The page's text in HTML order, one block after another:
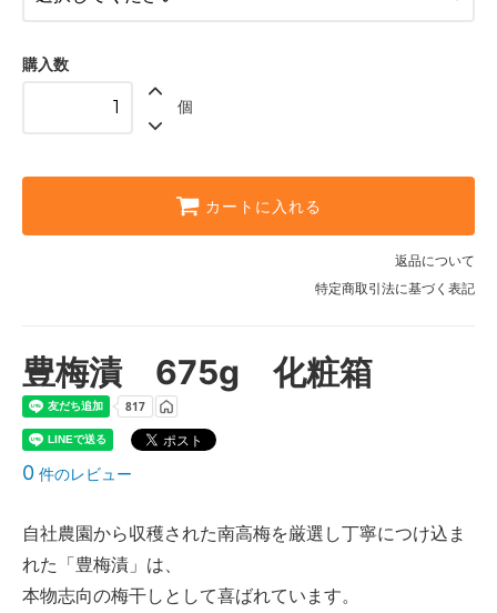
購入数
個
カートに入れる
返品について
特定商取引法に基づく表記
豊梅漬 675g 化粧箱
0 件のレビュー
自社農園から収穫された南高梅を厳選し丁寧につけ込ま
れた「豊梅漬」は、
本物志向の梅干しとして喜ばれています。